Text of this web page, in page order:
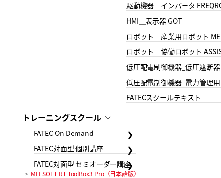
駆動機器＿インバータ
HMI＿表示器 GOT
ロボット＿産業用ロボット
ロボット＿協働ロボット
低圧配電制御機器_低圧遮断器
低圧配電制御機器_電力管理
FATECスクールテキスト
トレーニングスクール
FATEC On Demand
FATEC対面型 個別講座
FATEC対面型 セミオーダー講座
MELSOFT RT ToolBox3 Pro（日本語版）